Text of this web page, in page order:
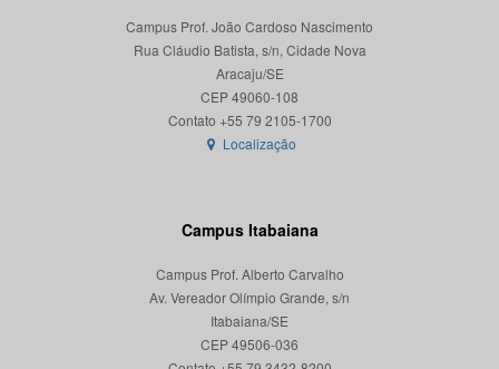
Campus Prof. João Cardoso Nascimento
Rua Cláudio Batista, s/n, Cidade Nova
Aracaju/SE
CEP 49060-108
Localização
Campus Itabaiana
Campus Prof. Alberto Carvalho
Av. Vereador Olímpio Grande, s/n
Itabaiana/SE
CEP 49506-036